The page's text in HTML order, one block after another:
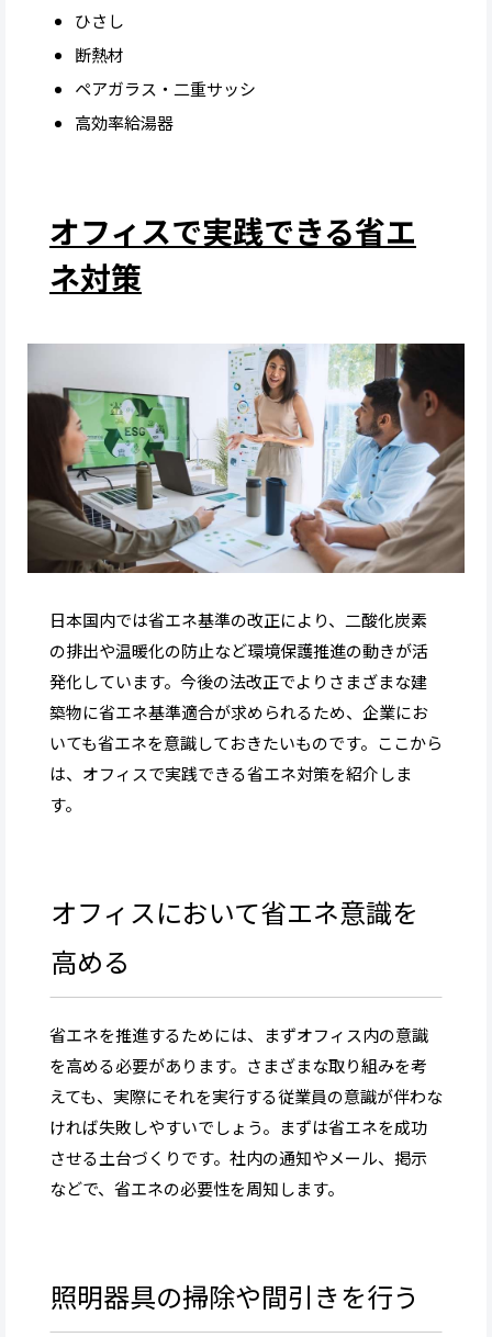
ひさし
断熱材
ペアガラス・二重サッシ
高効率給湯器
オフィスで実践できる省エ
ネ対策
日本国内では省エネ基準の改正により、二酸化炭素
の排出や温暖化の防止など環境保護推進の動きが活
発化しています。今後の法改正でよりさまざまな建
築物に省エネ基準適合が求められるため、企業にお
いても省エネを意識しておきたいものです。ここから
は、オフィスで実践できる省エネ対策を紹介しま
す。
オフィスにおいて省エネ意識を
高める
省エネを推進するためには、まずオフィス内の意識
を高める必要があります。さまざまな取り組みを考
えても、実際にそれを実行する従業員の意識が伴わな
ければ失敗しやすいでしょう。まずは省エネを成功
させる土台づくりです。社内の通知やメール、掲示
などで、省エネの必要性を周知します。
照明器具の掃除や間引きを行う